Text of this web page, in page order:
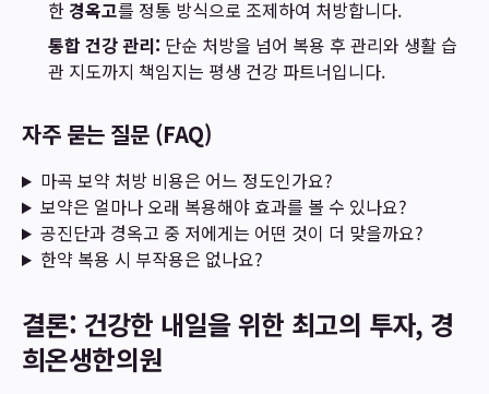
한 경옥고를 정통 방식으로 조제하여 처방합니다.
통합 건강 관리: 단순 처방을 넘어 복용 후 관리와 생활 습
관 지도까지 책임지는 평생 건강 파트너입니다.
자주 묻는 질문 (FAQ)
마곡 보약 처방 비용은 어느 정도인가요?
보약은 얼마나 오래 복용해야 효과를 볼 수 있나요?
공진단과 경옥고 중 저에게는 어떤 것이 더 맞을까요?
한약 복용 시 부작용은 없나요?
결론: 건강한 내일을 위한 최고의 투자, 경
희온생한의원